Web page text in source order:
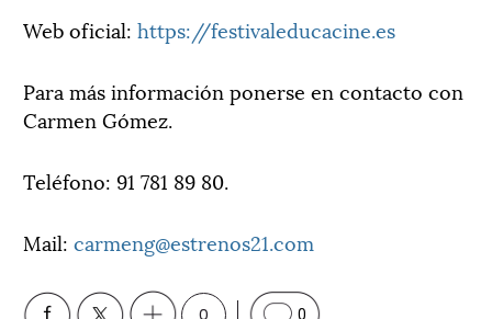
Web oficial: https://festivaleducacine.es
Para más información ponerse en contacto con
Carmen Gómez.
Teléfono: 91 781 89 80.
Mail: carmeng@estrenos21.com
0